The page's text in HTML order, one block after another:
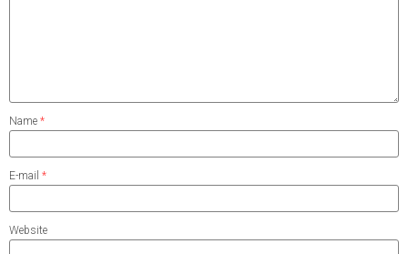
Name *
E-mail *
Website